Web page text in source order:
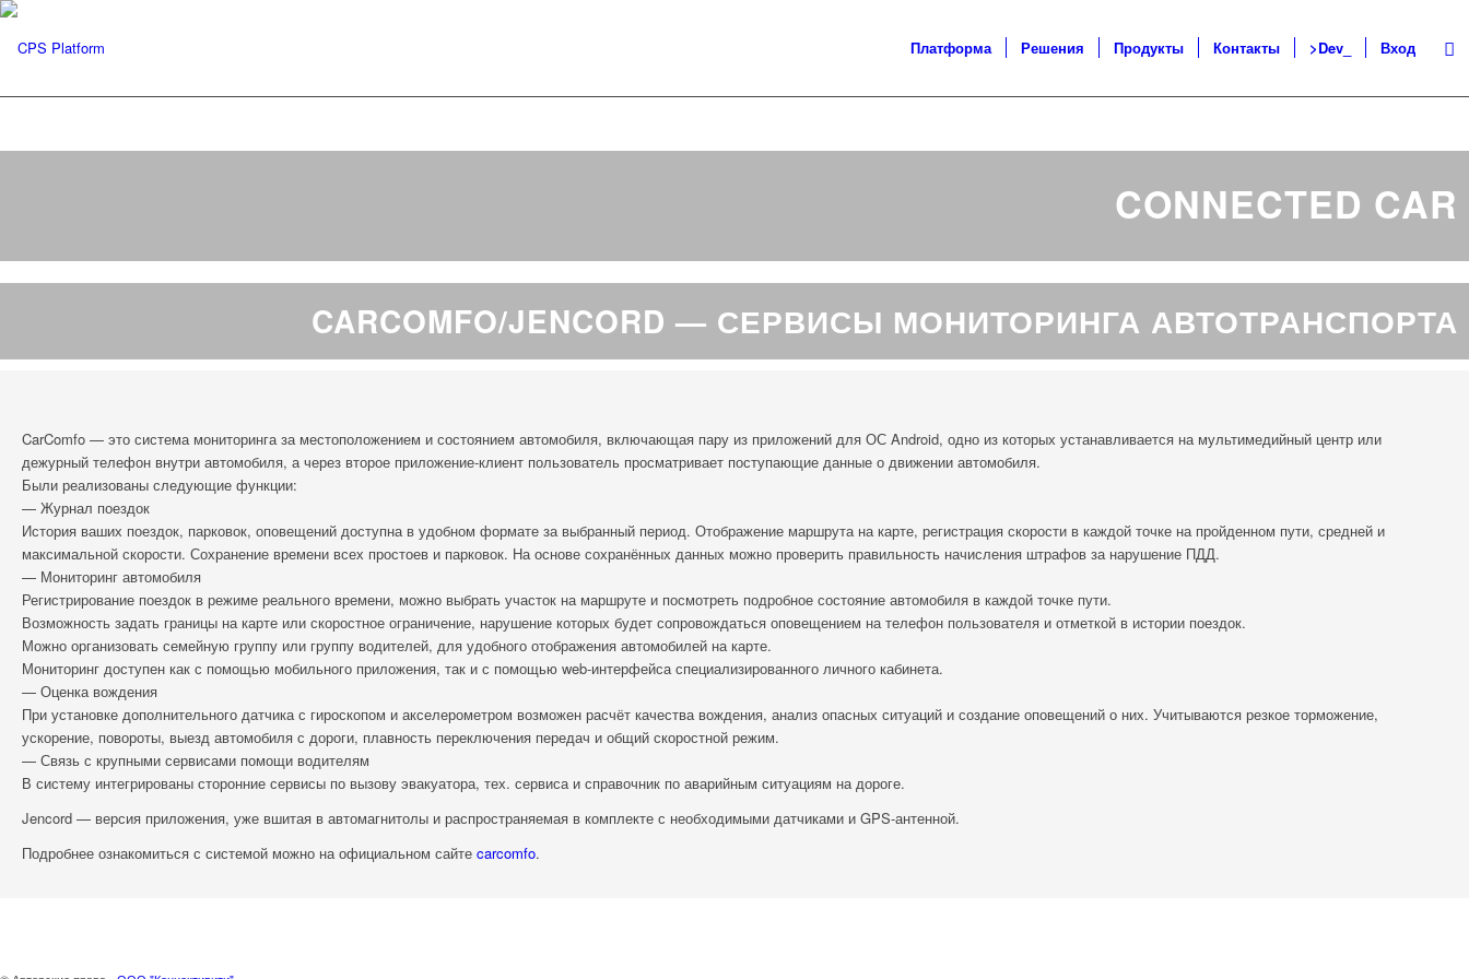
Платформа Решения Продукты Контакты >Dev_ Вход
CONNECTED CAR
CARCOMFO/JENCORD — СЕРВИСЫ МОНИТОРИНГА АВТОТРАНСПОРТА
CarComfo — это система мониторинга за местоположением и состоянием автомобиля, включающая пару из приложений для ОС Android, одно из которых устанавливается на мультимедийный центр или
дежурный телефон внутри автомобиля, а через второе приложение-клиент пользователь просматривает поступающие данные о движении автомобиля.
Были реализованы следующие функции:
— Журнал поездок
История ваших поездок, парковок, оповещений доступна в удобном формате за выбранный период. Отображение маршрута на карте, регистрация скорости в каждой точке на пройденном пути, средней и
максимальной скорости. Сохранение времени всех простоев и парковок. На основе сохранённых данных можно проверить правильность начисления штрафов за нарушение ПДД.
— Мониторинг автомобиля
Регистрирование поездок в режиме реального времени, можно выбрать участок на маршруте и посмотреть подробное состояние автомобиля в каждой точке пути.
Возможность задать границы на карте или скоростное ограничение, нарушение которых будет сопровождаться оповещением на телефон пользователя и отметкой в истории поездок.
Можно организовать семейную группу или группу водителей, для удобного отображения автомобилей на карте.
Мониторинг доступен как с помощью мобильного приложения, так и с помощью web-интерфейса специализированного личного кабинета.
— Оценка вождения
При установке дополнительного датчика с гироскопом и акселерометром возможен расчёт качества вождения, анализ опасных ситуаций и создание оповещений о них. Учитываются резкое торможение,
ускорение, повороты, выезд автомобиля с дороги, плавность переключения передач и общий скоростной режим.
— Связь с крупными сервисами помощи водителям
В систему интегрированы сторонние сервисы по вызову эвакуатора, тех. сервиса и справочник по аварийным ситуациям на дороге.
Jencord — версия приложения, уже вшитая в автомагнитолы и распространяемая в комплекте с необходимыми датчиками и GPS-антенной.
Подробнее ознакомиться с системой можно на официальном сайте carcomfo.